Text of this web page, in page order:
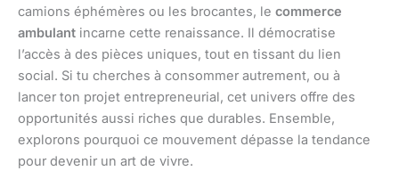
camions éphémères ou les brocantes, le commerce
ambulant incarne cette renaissance. Il démocratise
l’accès à des pièces uniques, tout en tissant du lien
social. Si tu cherches à consommer autrement, ou à
lancer ton projet entrepreneurial, cet univers offre des
opportunités aussi riches que durables. Ensemble,
explorons pourquoi ce mouvement dépasse la tendance
pour devenir un art de vivre.